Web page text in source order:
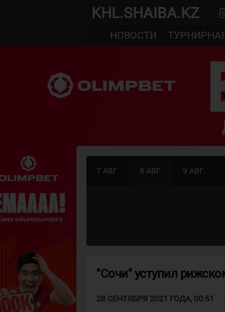
KHL.SHAIBA.KZ
НОВОСТИ
7 АВГ. 8 АВГ. 9 АВГ.
"Сочи" уступил
28 СЕНТЯБРЯ 2021 ГОДА, 00:51